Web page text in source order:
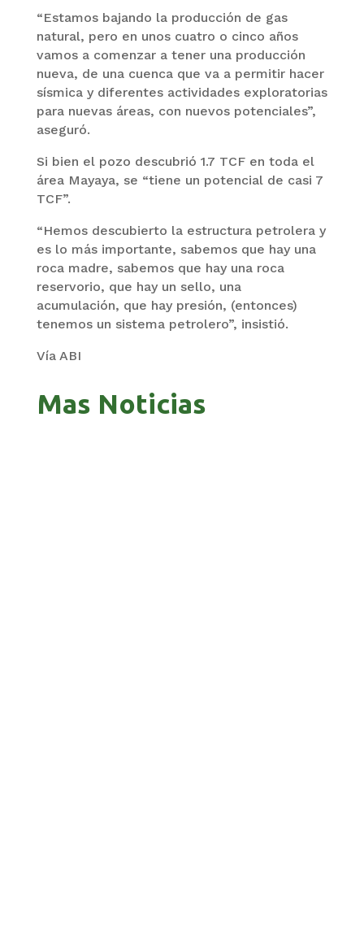
“Estamos bajando la producción de gas
natural, pero en unos cuatro o cinco años
vamos a comenzar a tener una producción
nueva, de una cuenca que va a permitir hacer
sísmica y diferentes actividades exploratorias
para nuevas áreas, con nuevos potenciales”,
aseguró.
Si bien el pozo descubrió 1.7 TCF en toda el
área Mayaya, se “tiene un potencial de casi 7
TCF”.
“Hemos descubierto la estructura petrolera y
es lo más importante, sabemos que hay una
roca madre, sabemos que hay una roca
reservorio, que hay un sello, una
acumulación, que hay presión, (entonces)
tenemos un sistema petrolero”, insistió.
Vía ABI
Mas Noticias